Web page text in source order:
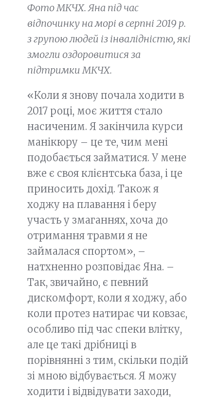
Фото МКЧХ. Яна під час
відпочинку на морі в серпні 2019 р.
з групою людей із інвалідністю, які
змогли оздоровитися за
підтримки МКЧХ.
«Коли я знову почала ходити в
2017 році, моє життя стало
насиченим. Я закінчила курси
манікюру – це те, чим мені
подобається займатися. У мене
вже є своя клієнтська база, і це
приносить дохід. Також я
ходжу на плавання і беру
участь у змаганнях, хоча до
отримання травми я не
займалася спортом», –
натхненно розповідає Яна. –
Так, звичайно, є певний
дискомфорт, коли я ходжу, або
коли протез натирає чи ковзає,
особливо під час спеки влітку,
але це такі дрібниці в
порівнянні з тим, скільки подій
зі мною відбувається. Я можу
ходити і відвідувати заходи,